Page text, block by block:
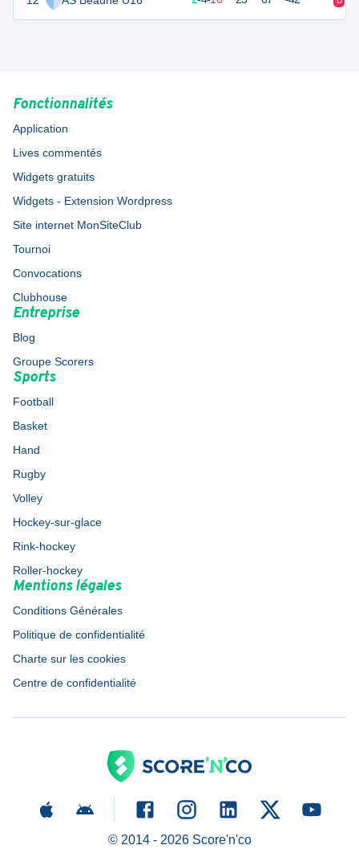
Fonctionnalités
Application
Lives commentés
Widgets gratuits
Widgets - Extension Wordpress
Site internet MonSiteClub
Tournoi
Convocations
Clubhouse
Entreprise
Blog
Groupe Scorers
Sports
Football
Basket
Hand
Rugby
Volley
Hockey-sur-glace
Rink-hockey
Roller-hockey
Mentions légales
Conditions Générales
Politique de confidentialité
Charte sur les cookies
Centre de confidentialité
© 2014 - 2026Score'n'co